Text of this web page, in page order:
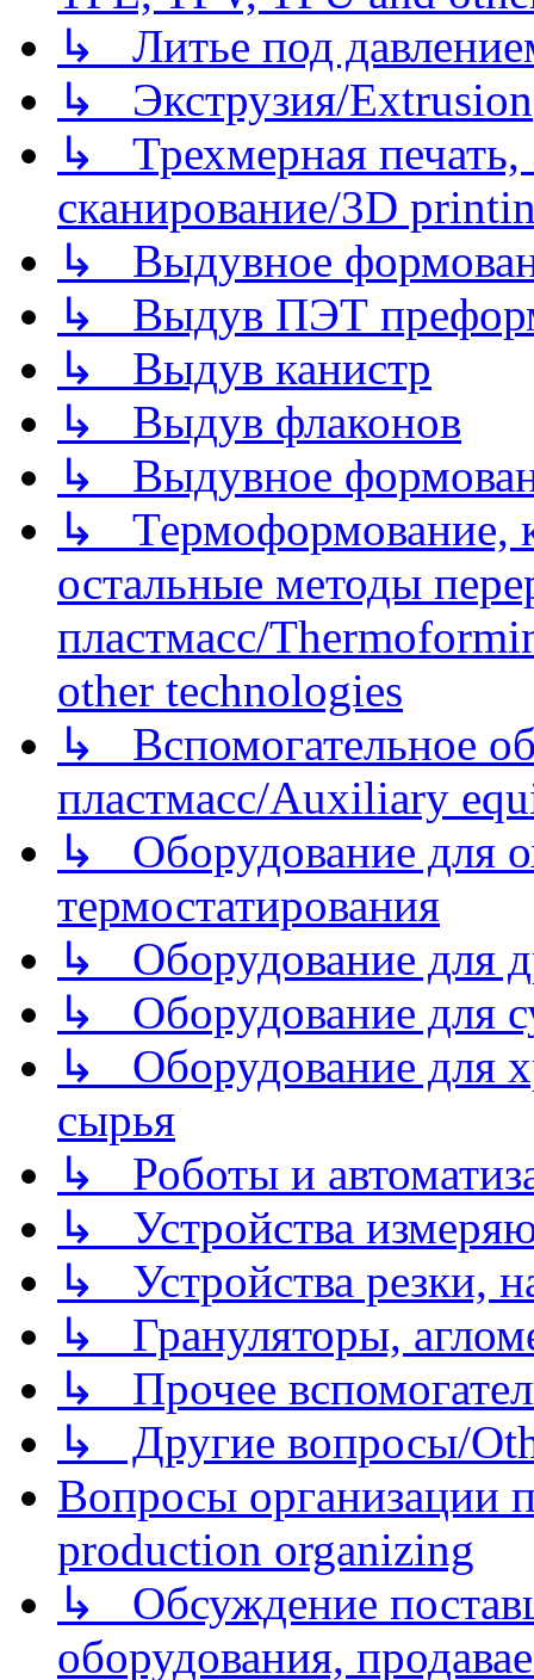
↳ Литье под
↳ Экструзия/Extrusion
↳ Трехмерная
сканирование/3D
↳ Выдувное
↳ Выдув ПЭТ
↳ Выдув канистр
↳ Выдув флаконов
↳ Выдувное
↳ Термоформование,
остальные методы
пластмасс/
other technologies
↳ Вспомогательное
пластмасс/Auxiliary
↳ Оборудование для
термостатирования
↳ Оборудование для
↳ Оборудование для
↳ Оборудование для
сырья
↳ Роботы и
↳ Устройства
↳ Устройства резки,
↳ Грануляторы,
↳ Прочее
↳ Другие вопросы/
Вопросы организации
production organizing
↳ Обсуждение
оборудования,